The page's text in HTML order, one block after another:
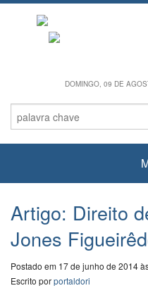
DOMINGO, 09 DE
Artigo: Direito
Jones
Postado em 17 de junho de 2014
Escrito porportaldori